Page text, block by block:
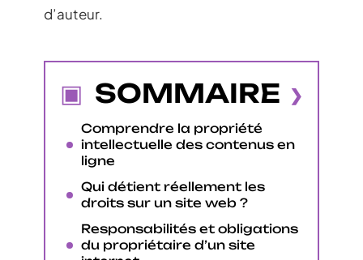
d’auteur.
SOMMAIRE
Comprendre la propriété
intellectuelle des contenus en
ligne
Qui détient réellement les
droits sur un site web ?
Responsabilités et obligations
du propriétaire d’un site